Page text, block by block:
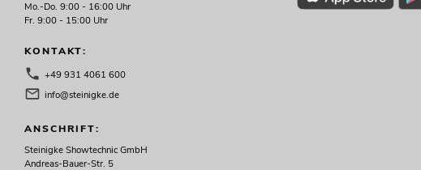
Mo.-Do. 9:00 - 16:00 Uhr
Fr. 9:00 - 15:00 Uhr
KONTAKT:
+49 931 4061 600
info@steinigke.de
ANSCHRIFT:
Steinigke Showtechnic GmbH
Andreas-Bauer-Str. 5